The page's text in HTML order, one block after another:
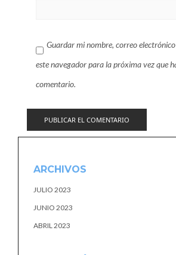
Guardar mi nombre, correo
este navegador para la próxima vez que
comentario.
ARCHIVOS
JULIO 2023
JUNIO 2023
ABRIL 2023